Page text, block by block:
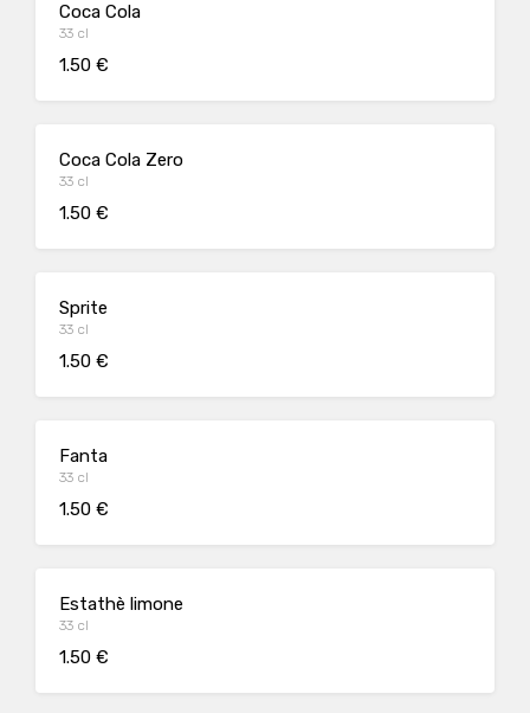
Coca Cola
33 cl
1.50 €
Coca Cola Zero
33 cl
1.50 €
Sprite
33 cl
1.50 €
Fanta
33 cl
1.50 €
Estathè limone
33 cl
1.50 €